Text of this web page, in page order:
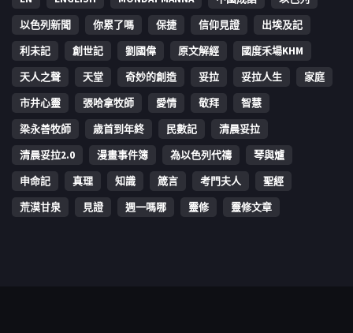
以色列新聞
你累了嗎 保捷 信仰見證
出埃及記
利未記
創世記 劉國偉 原文解經
國度禾場KHM
天人之聲
天堂 奇妙的創造 妥拉 妥拉人生
家庭
市井心靈
張哈拿牧師 愛情 敬拜
智慧
梁永善牧師
歳首到年終 民數記
清晨妥拉
清晨妥拉2.0
漫畫事件簿 為以色列代禱
琴與爐
申命記
真理 知識 箴言 考門夫人
聖經
荒漠甘泉
見證 週一嗎哪 靈修 靈修文章